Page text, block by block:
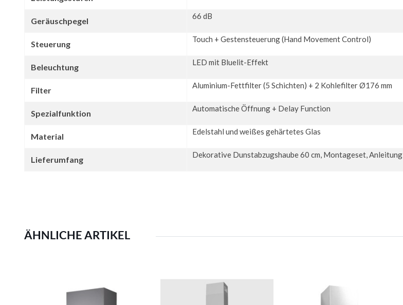
Geräuschpegel 66 dB
Steuerung Touch + Gestensteuerung (Hand Movement Control)
Beleuchtung LED mit Bluelit-Effekt
Filter Aluminium-Fettfilter (5 Schichten) + 2 Kohlefilter Ø176 mm
Spezialfunktion Automatische Öffnung + Delay Function
Material Edelstahl und weißes gehärtetes Glas
Lieferumfang Dekorative Dunstabzugshaube 60 cm, Montageset, Anleitung
ÄHNLICHE ARTIKEL